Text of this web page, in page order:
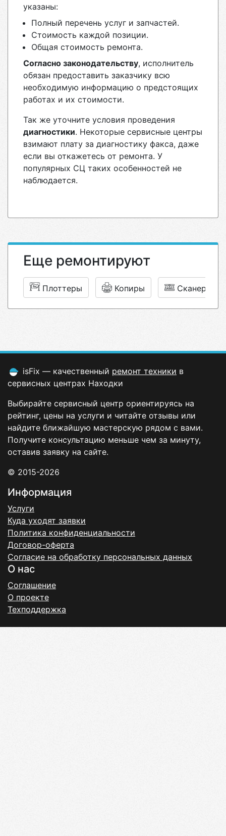
указаны:
Полный перечень услуг и запчастей.
Стоимость каждой позиции.
Общая стоимость ремонта.
Согласно законодательству, исполнитель
обязан предоставить заказчику всю
необходимую информацию о предстоящих
работах и их стоимости.
Так же уточните условия проведения
диагностики. Некоторые сервисные центры
взимают плату за диагностику факса, даже
если вы откажетесь от ремонта. У
популярных СЦ таких особенностей не
наблюдается.
Еще ремонтируют
Плоттеры Копиры Сканеры
isFix — качественный ремонт техники в
сервисных центрах Находки
Выбирайте сервисный центр ориентируясь на
рейтинг, цены на услуги и читайте отзывы или
найдите ближайшую мастерскую рядом с вами.
Получите консультацию меньше чем за минуту,
оставив заявку на сайте.
© 2015-2026
Информация
Услуги
Куда уходят заявки
Политика конфиденциальности
Договор-оферта
Согласие на обработку персональных данных
О нас
Соглашение
О проекте
Техподдержка